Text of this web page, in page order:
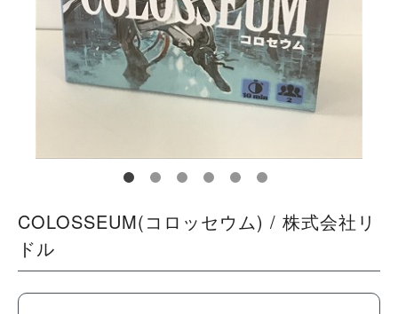
COLOSSEUM(コロッセウム) / 株式会社リ
ドル